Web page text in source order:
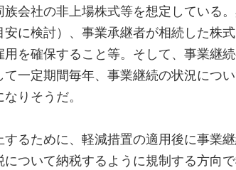
会社の非上場株式等を想定している
に検討）、事業承継者が相続した株
を確保すること等。そして、事業継
一定期間毎年、事業継続の状況につ
りそうだ。
るために、軽減措置の適用後に事業
ついて納税するように規制する方向で